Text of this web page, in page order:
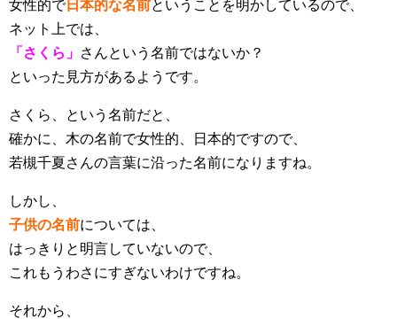
女性的で日本的な名前ということを明かしているので、
ネット上では、
「さくら」 さんという名前ではないか？
といった見方があるようです。
さくら、という名前だと、
確かに、木の名前で女性的、日本的ですので、
若槻千夏さんの言葉に沿った名前になりますね。
しかし、
子供の名前については、
はっきりと明言していないので、
これもうわさにすぎないわけですね。
それから、